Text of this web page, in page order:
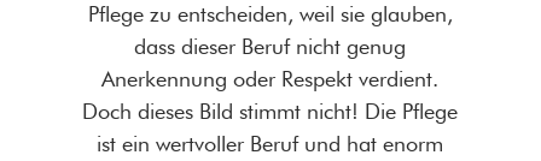
Pflege zu entscheiden, weil sie glauben,
dass dieser Beruf nicht genug
Anerkennung oder Respekt verdient.
Doch dieses Bild stimmt nicht! Die Pflege
ist ein wertvoller Beruf und hat enorm